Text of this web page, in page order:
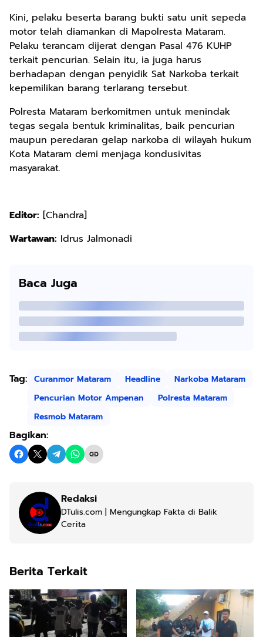
Kini, pelaku beserta barang bukti satu unit sepeda
motor telah diamankan di Mapolresta Mataram.
Pelaku terancam dijerat dengan Pasal 476 KUHP
terkait pencurian. Selain itu, ia juga harus
berhadapan dengan penyidik Sat Narkoba terkait
kepemilikan barang terlarang tersebut.
Polresta Mataram berkomitmen untuk menindak
tegas segala bentuk kriminalitas, baik pencurian
maupun peredaran gelap narkoba di wilayah hukum
Kota Mataram demi menjaga kondusivitas
masyarakat.
Editor: [Chandra]
Wartawan: Idrus Jalmonadi
Baca Juga
Tag: Curanmor Mataram Headline
Narkoba Mataram
Pencurian Motor Ampenan
Polresta Mataram
Resmob Mataram
Bagikan:
Redaksi
DTulis.com | Mengungkap Fakta di Balik
Cerita
Berita Terkait